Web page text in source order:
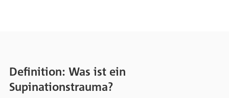
Definition: Was ist ein
Supinationstrauma?